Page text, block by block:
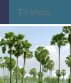
Đẩy mạnh